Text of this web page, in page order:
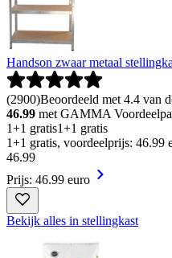
Handson zwaar metaal
(2900)Beoordeeld met 4.4 van
46.99 met GAMMA
1+1 gratis1+1 gratis
1+1 gratis, voordeelprijs:
46.99
Prijs: 46.99 euro
Bekijk alles in stellingkast